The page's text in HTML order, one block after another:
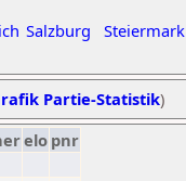
Salzburg Steiermark
Partie-Statistik)
elo pnr